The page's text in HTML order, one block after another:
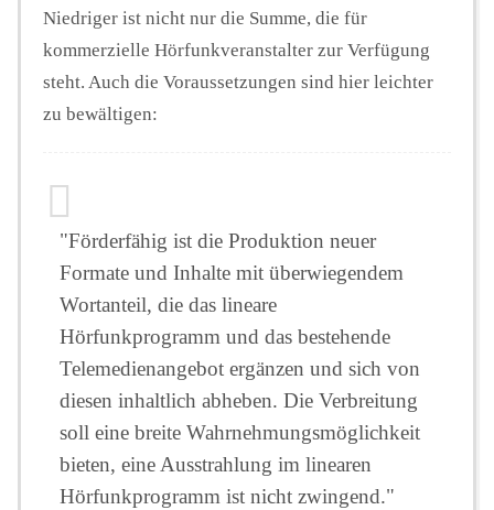
Niedriger ist nicht nur die Summe, die für
kommerzielle Hörfunkveranstalter zur Verfügung
steht. Auch die Voraussetzungen sind hier leichter
zu bewältigen:
"Förderfähig ist die Produktion neuer
Formate und Inhalte mit überwiegendem
Wortanteil, die das lineare
Hörfunkprogramm und das bestehende
Telemedienangebot ergänzen und sich von
diesen inhaltlich abheben. Die Verbreitung
soll eine breite Wahrnehmungsmöglichkeit
bieten, eine Ausstrahlung im linearen
Hörfunkprogramm ist nicht zwingend."